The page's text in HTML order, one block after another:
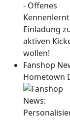
Einladung
aktiven
wollen!
Fanshop
Hometown